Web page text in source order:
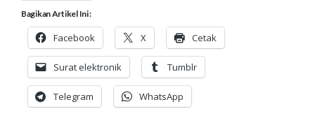
Bagikan Artikel Ini :
Facebook X Cetak
Surat elektronik Tumblr
Telegram WhatsApp